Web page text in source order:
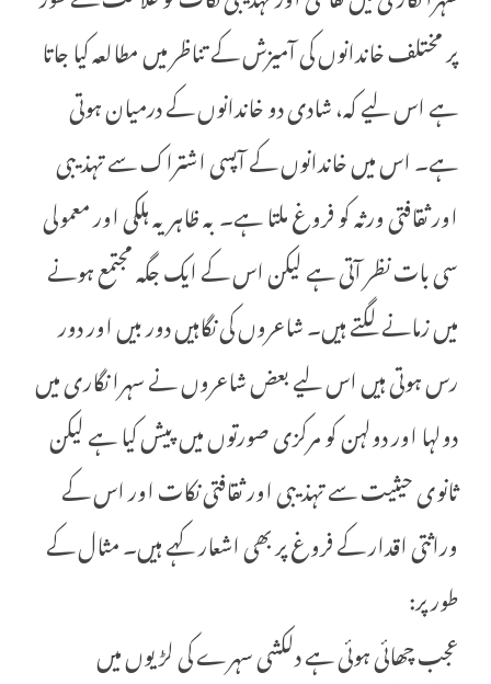
پر مختلف خاندانوں کی آمیزش کے تناظر میں مطالعہ کیا جاتا
ہے اس لیے کہ، شادی دو خاندانوں کے درمیان ہوتی
ہے۔ اس میں خاندانوں کے آپسی اشتراک سے تہذیبی
اور ثقافتی ورثہ کو فروغ ملتا ہے۔ بہ ظاہر یہ ہلکی اور معمولی
سی بات نظر آتی ہے لیکن اس کے ایک جگہ مجتمع ہونے
میں زمانے لگتے ہیں۔ شاعروں کی نگاہیں دور بیں اور دور
رس ہوتی ہیں اس لیے بعض شاعروں نے سہرا نگاری میں
دولہا اور دولہن کو مرکزی صورتوں میں پیش کیا ہے لیکن
ثانوی حیثیت سے تہذیبی اور ثقافتی نکات اور اس کے
وراثتی اقدار کے فروغ پر بھی اشعار کہے ہیں۔ مثال کے
طور پر:
عجب چھائی ہوئی ہے دلکشی سہرے کی لڑیوں میں